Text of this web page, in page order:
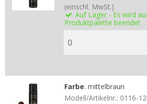
(einschl. MwSt.)
Auf Lager - Es wird
Produktpalette beendet
Farbe: mittelbraun
Modell/Artikelnr.: 0116-